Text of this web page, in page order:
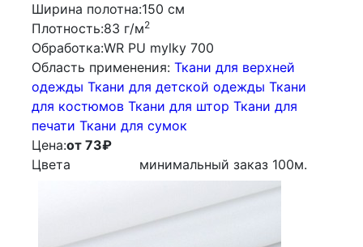
Ширина полотна:150 см
Плотность:83 г/м2
Обработка:WR PU mylky 700
Облаcть применения: Ткани для верхней
одежды Ткани для детской одежды Ткани
для костюмов Ткани для штор Ткани для
печати Ткани для сумок
Цена:от 73₽
Цвета
минимальный заказ 100м.